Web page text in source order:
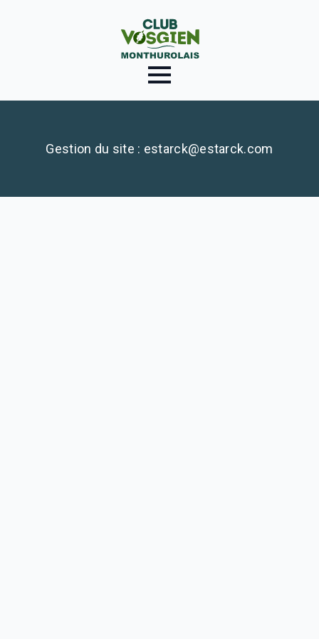
Gestion du site : estarck@estarck.com